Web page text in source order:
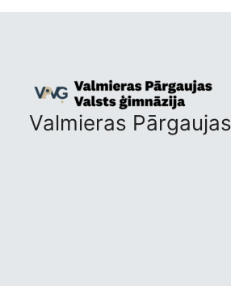
Valmieras